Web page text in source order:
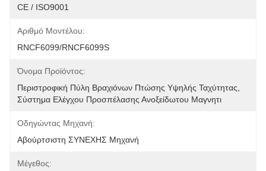
CE / ISO9001
Αριθμό Μοντέλου:
RNCF6099/RNCF6099S
Όνομα Προϊόντος:
Περιστροφική Πύλη Βραχιόνων Πτώσης Υψηλής Ταχύτητας,
Σύστημα Ελέγχου Προσπέλασης Ανοξείδωτου Μαγνητι
Οδηγώντας Μηχανή:
Αβούρτσιστη ΣΥΝΕΧΗΣ Μηχανή
Μέγεθος: